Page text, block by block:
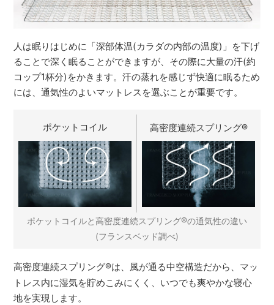
人は眠りはじめに「深部体温(カラダの内部の温度)」を下げ
ることで深く眠ることができますが、その際に大量の汗(約
コップ1杯分)をかきます。汗の蒸れを感じず快適に眠るため
には、通気性のよいマットレスを選ぶことが重要です。
ポケットコイル 高密度連続スプリング®
ポケットコイルと高密度連続スプリング®の通気性の違い
(フランスベッド調べ)
高密度連続スプリング®は、風が通る中空構造だから、マッ
トレス内に湿気を貯めこみにくく、いつでも爽やかな寝心
地を実現します。